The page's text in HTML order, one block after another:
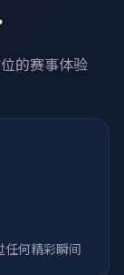
的赛事体验
任何精彩瞬间